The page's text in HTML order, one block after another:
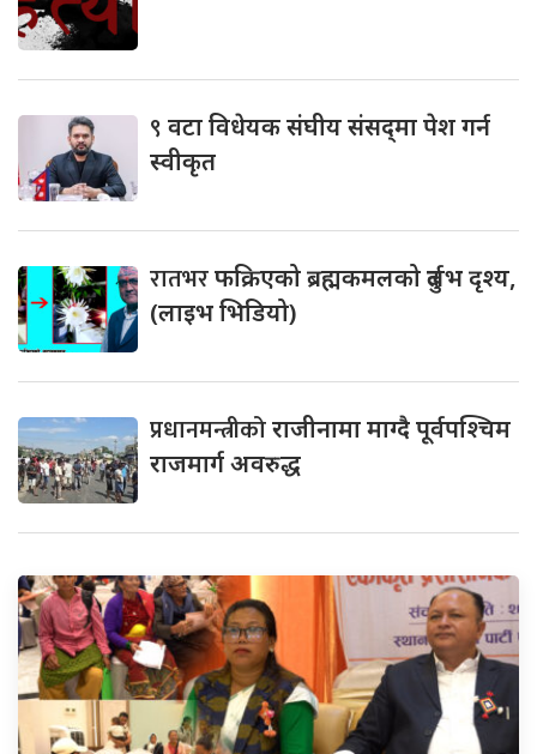
९ वटा विधेयक संघीय संसद्‌मा पेश गर्न
स्वीकृत
रातभरफक्रिएको ब्रह्मकमलको दुर्लभ दृश्य,
(लाइभ भिडियो)
प्रधानमन्त्रीकोराजीनामा माग्दै पूर्वपश्चिम
राजमार्ग अवरुद्ध